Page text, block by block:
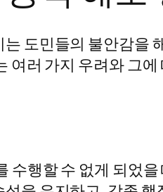
도민들의 불안감을
러 가지 우려와 그
행할 수 없게 되었